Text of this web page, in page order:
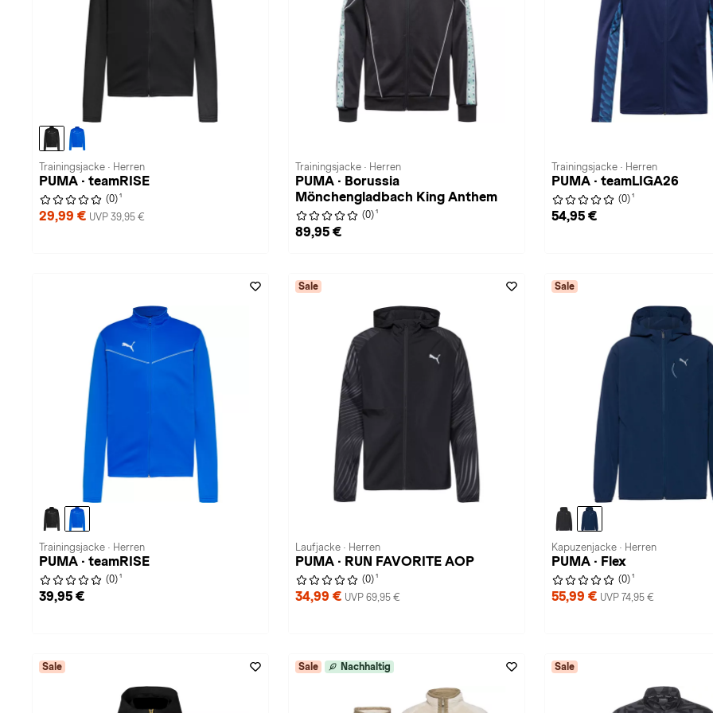
Trainingsjacke · Herren
PUMA · teamRISE
(0) 1
29,99 € UVP 39,95 €
Trainingsjacke · Herren
PUMA · Borussia
Mönchengladbach King Anthem
(0) 1
89,95 €
Trainingsjacke · Herren
PUMA · teamLIGA26
(0) 1
54,95 €
Trainingsjacke · Herren
PUMA · teamRISE
(0) 1
39,95 €
Sale
Laufjacke · Herren
PUMA · RUN FAVORITE AOP
(0) 1
34,99 € UVP 69,95 €
Sale
Kapuzenjacke · Herren
PUMA · Flex
(0) 1
55,99 € UVP 74,95 €
Sale Sale Nachhaltig Sale